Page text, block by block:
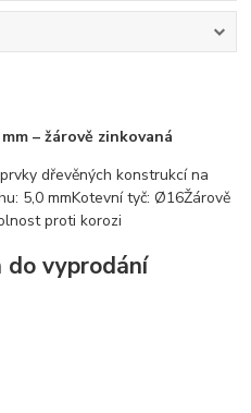
– žárově zinkovaná
dřevěných konstrukcí na
5,0 mmKotevní tyč: Ø16Žárově
proti korozi
do vyprodání